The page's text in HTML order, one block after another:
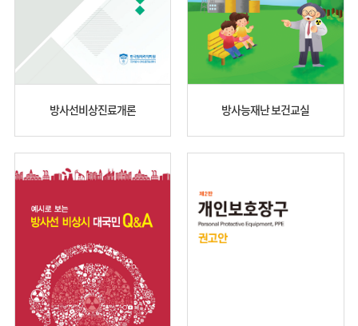
방사선비상진료개론 방사능재난 보건교실